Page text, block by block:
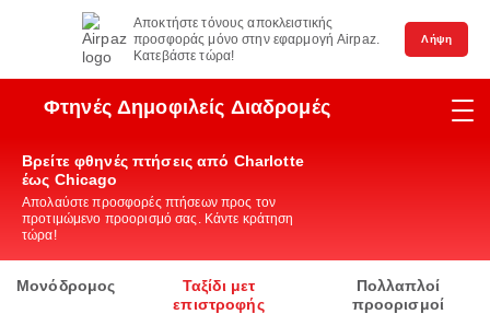
Αποκτήστε τόνους αποκλειστικής
προσφοράς μόνο στην εφαρμογή Airpaz.
Κατεβάστε τώρα!
Λήψη
Φτηνές Δημοφιλείς Διαδρομές
Βρείτε φθηνές πτήσεις από Charlotte
έως Chicago
Απολαύστε προσφορές πτήσεων προς τον
προτιμώμενο προορισμό σας. Κάντε κράτηση
τώρα!
Μονόδρομος
Ταξίδι μετ
επιστροφής
Πολλαπλοί
προορισμοί